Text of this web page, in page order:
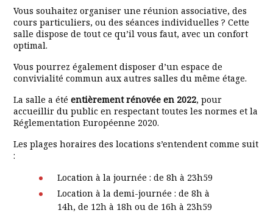
Vous souhaitez organiser une réunion associative, des
cours particuliers, ou des séances individuelles ? Cette
salle dispose de tout ce qu’il vous faut, avec un confort
optimal.
Vous pourrez également disposer d’un espace de
convivialité commun aux autres salles du même étage.
La salle a été entièrement rénovée en 2022, pour
accueillir du public en respectant toutes les normes et la
Réglementation Européenne 2020.
Les plages horaires des locations s’entendent comme suit
:
Location à la journée : de 8h à 23h59
Location à la demi-journée : de 8h à
14h, de 12h à 18h ou de 16h à 23h59